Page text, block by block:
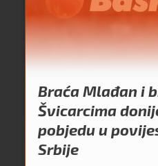
Braća Mlađan i
Švicarcima
pobjedu u
Srbije